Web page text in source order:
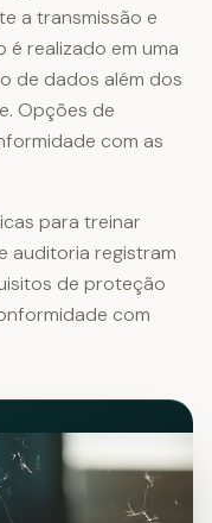
a transmissão e
é realizado em uma
de dados além dos
Opções de
com as
para treinar
auditoria registram
de proteção
com